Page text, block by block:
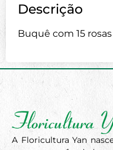
Descrição
Buquê com 15
A Floricultura Yan